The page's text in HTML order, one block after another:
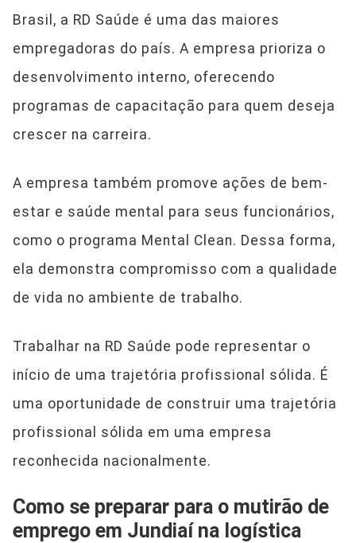
Brasil, a RD Saúde é uma das maiores
empregadoras do país. A empresa prioriza o
desenvolvimento interno, oferecendo
programas de capacitação para quem deseja
crescer na carreira.
A empresa também promove ações de bem-
estar e saúde mental para seus funcionários,
como o programa Mental Clean. Dessa forma,
ela demonstra compromisso com a qualidade
de vida no ambiente de trabalho.
Trabalhar na RD Saúde pode representar o
início de uma trajetória profissional sólida. É
uma oportunidade de construir uma trajetória
profissional sólida em uma empresa
reconhecida nacionalmente.
Como se preparar para o mutirão de
emprego em Jundiaí na logística